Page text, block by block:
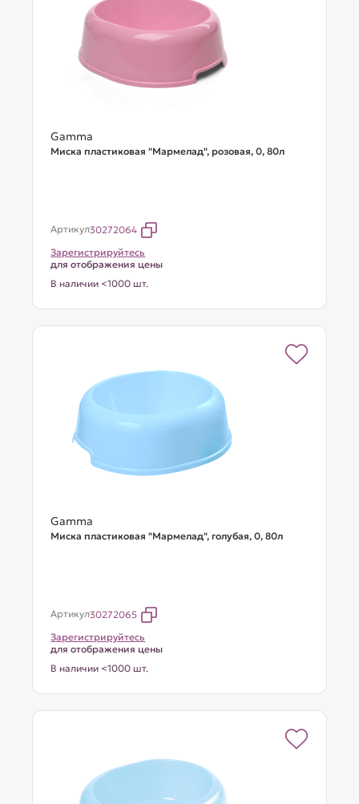
Gamma
Миска пластиковая "Мармелад", розовая, 0, 80л
Артикул30272064
Зарегистрируйтесь
для отображения цены
В наличии <1000 шт.
Gamma
Миска пластиковая "Мармелад", голубая, 0, 80л
Артикул30272065
Зарегистрируйтесь
для отображения цены
В наличии <1000 шт.